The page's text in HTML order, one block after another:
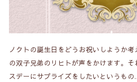
ノクトの誕生日をどうお祝いしようか
の双子兄弟のリヒトが声をかけます。
スデーにサプライズをしたいというもの